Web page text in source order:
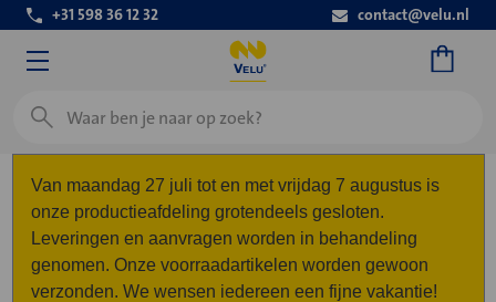
+31 598 36 12 32 contact@velu.nl
Zoeken
Van maandag 27 juli tot en met vrijdag 7 augustus is
onze productieafdeling grotendeels gesloten.
Leveringen en aanvragen worden in behandeling
genomen. Onze voorraadartikelen worden gewoon
verzonden. We wensen iedereen een fijne vakantie!